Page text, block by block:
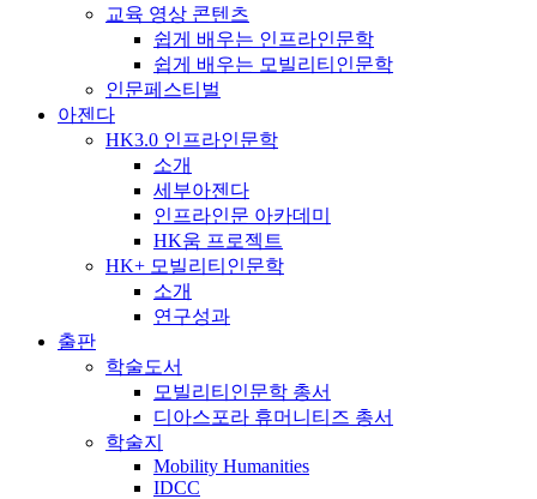
교육 영상 콘텐츠
쉽게 배우는 인프라인문학
쉽게 배우는 모빌리티인문학
인문페스티벌
아젠다
HK3.0 인프라인문학
소개
세부아젠다
인프라인문 아카데미
HK움 프로젝트
HK+ 모빌리티인문학
소개
연구성과
출판
학술도서
모빌리티인문학 총서
디아스포라 휴머니티즈 총서
학술지
Mobility Humanities
IDCC